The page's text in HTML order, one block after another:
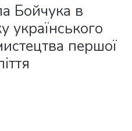
Бойчука в
українського
першої